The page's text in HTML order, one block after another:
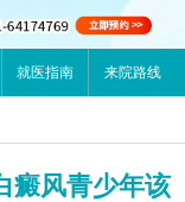
就医指南 来院路线
癜风青少年该